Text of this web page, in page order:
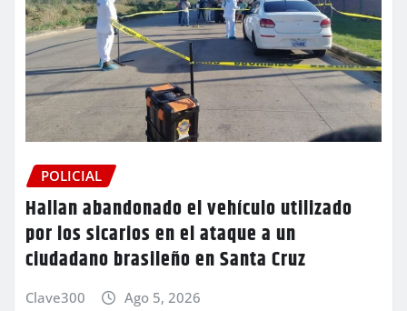
POLICIAL
Hallan abandonado el vehículo utilizado
por los sicarios en el ataque a un
ciudadano brasileño en Santa Cruz
Clave300 Ago 5, 2026